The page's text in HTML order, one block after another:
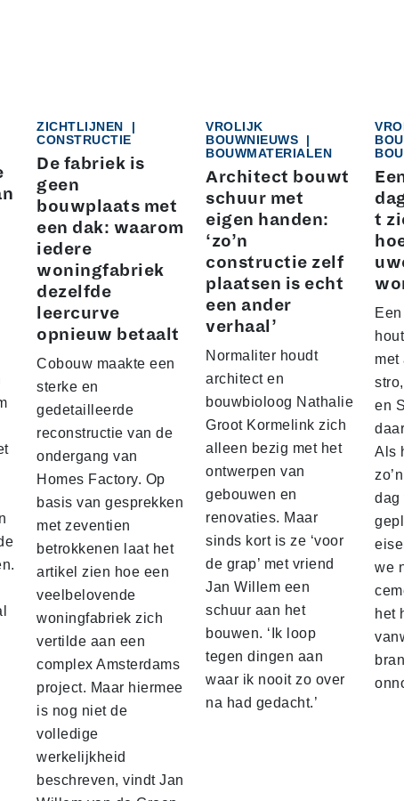
ZICHTLIJNEN
|
CONSTRUCTIE
De fabriek is
geen
bouwplaats met
een dak: waarom
iedere
woningfabriek
dezelfde
leercurve
opnieuw betaalt
Cobouw maakte een
sterke en
gedetailleerde
reconstructie van de
ondergang van
Homes Factory. Op
basis van gesprekken
met zeventien
betrokkenen laat het
artikel zien hoe een
veelbelovende
woningfabriek zich
vertilde aan een
complex Amsterdams
project. Maar hiermee
is nog niet de
volledige
werkelijkheid
beschreven, vindt Jan
VROLIJK
BOUWNIEUWS
|
BOUWMATERIALEN
Architect bouwt
schuur met
eigen handen:
‘zo’n
constructie zelf
plaatsen is echt
een ander
verhaal’
Normaliter houdt
architect en
bouwbioloog Nathalie
Groot Kormelink zich
alleen bezig met het
ontwerpen van
gebouwen en
renovaties. Maar
sinds kort is ze ‘voor
de grap’ met vriend
Jan Willem een
schuur aan het
bouwen. ‘Ik loop
tegen dingen aan
waar ik nooit zo over
na had gedacht.’
t
met
stro,
en
Als
dag
we
het